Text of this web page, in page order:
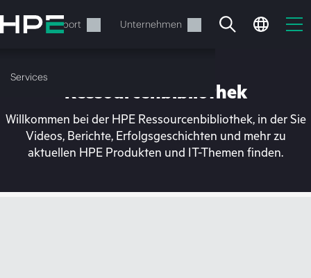
Hauptinhalt
wechseln
Support Unternehmen
Services
Ihr Warenkorb ist aktuell
Ressourcenbibliothek
Willkommen bei der HPE Ressourcenbibliothek, in der Sie
Videos, Berichte, Erfolgsgeschichten und mehr zu
aktuellen HPE Produkten und IT-Themen finden.